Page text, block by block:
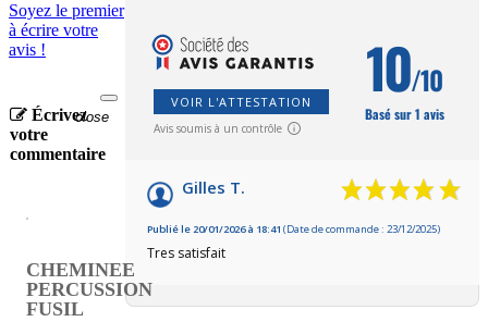
VOIR L'ATTESTATION
Avis soumis à un contrôle
10/10
Basé sur 1 avis
Gilles T.
Publié le 20/01/2026 à 18:41 (Date de commande : 23/12/2025)
Tres satisfait
Soyez le premier
à écrire votre
avis !
Écrivez
votre
commentaire
close
CHEMINEE
PERCUSSION
FUSIL